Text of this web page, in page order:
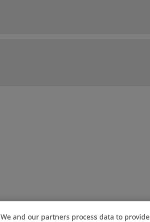
We and our partners process data to